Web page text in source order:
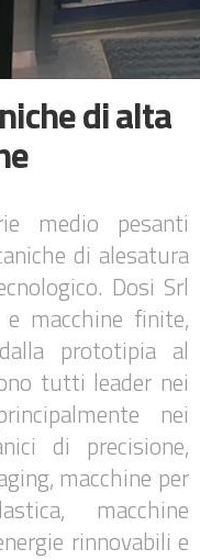
di alta
medio pesanti
di alesatura
Dosi Srl
macchine finite,
prototipia al
tutti leader nei
nei
di precisione,
macchine per
macchine
rinnovabili e